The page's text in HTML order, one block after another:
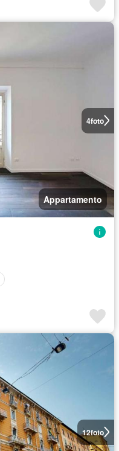
4foto
Appartamento
12foto